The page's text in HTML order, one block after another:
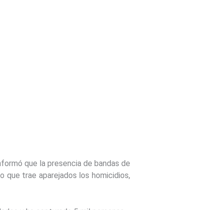
que la presencia de bandas de
trae aparejados los homicidios,